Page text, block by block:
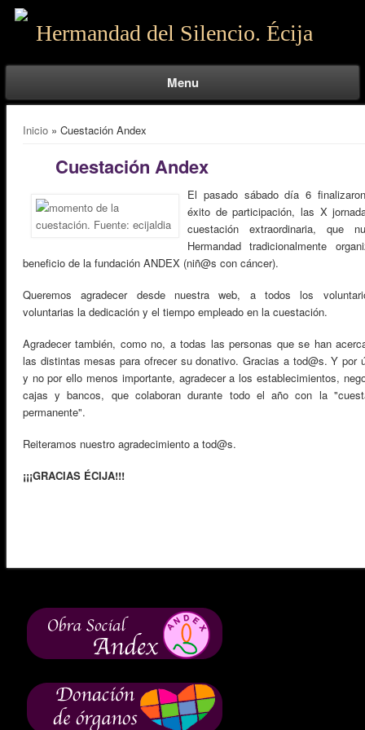
Hermandad del Silencio. Écija
Menu
Se encuentra usted aquí
Inicio» Cuestación Andex
Cuestación Andex
El pasado sábado día 6
éxito de participación, las X
cuestación extraordinaria, que
Hermandad tradicionalmente
beneficio de la fundación ANDEX (niñ@s con cáncer).
Queremos agradecer desde nuestra web, a todos los
voluntarias la dedicación y el tiempo empleado en la cuestación.
Agradecer también, como no, a todas las personas que se han
las distintas mesas para ofrecer su donativo. Gracias a tod@s. Y por
y no por ello menos importante, agradecer a los establecimientos,
cajas y bancos, que colaboran durante todo el año con la
permanente".
Reiteramos nuestro agradecimiento a tod@s.
¡¡¡GRACIAS ÉCIJA!!!